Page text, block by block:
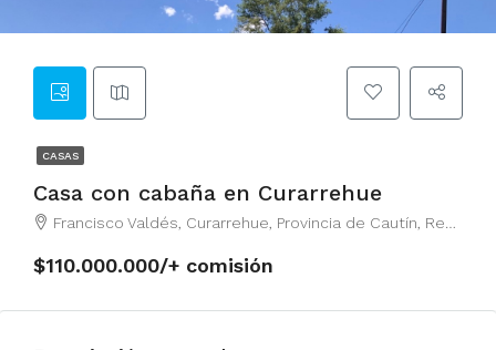
CASAS
Casa con cabaña en Curarrehue
Francisco Valdés, Curarrehue, Provincia de Cautín, Región de la Araucanía, Chile
$110.000.000/+ comisión